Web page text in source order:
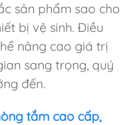
sản phẩm sao cho
bị vệ sinh. Điều
nâng cao giá trị
sang trọng, quý
đến.
tắm cao cấp,